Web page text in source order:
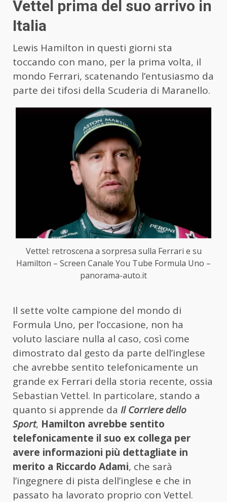
Vettel prima del suo arrivo in
Italia
Lewis Hamilton in questi giorni sta
toccando con mano, per la prima volta, il
mondo Ferrari, scatenando l’entusiasmo da
parte dei tifosi della Scuderia di Maranello.
Vettel: retroscena a sorpresa sulla Ferrari e su
Hamilton – Screen Canale You Tube Formula Uno –
panorama-auto.it
Il sette volte campione del mondo di
Formula Uno, per l’occasione, non ha
voluto lasciare nulla al caso, così come
dimostrato dal gesto da parte dell’inglese
che avrebbe sentito telefonicamente un
grande ex Ferrari della storia recente, ossia
Sebastian Vettel. In particolare, stando a
quanto si apprende da Il Corriere dello
Sport, Hamilton avrebbe sentito
telefonicamente il suo ex collega per
avere informazioni più dettagliate in
merito a Riccardo Adami, che sarà
l’ingegnere di pista dell’inglese e che in
passato ha lavorato proprio con Vettel.